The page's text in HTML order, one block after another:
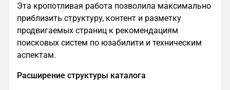
Эта кропотливая работа позволила максимально
приблизить структуру, контент и разметку
продвигаемых страниц к рекомендациям
поисковых систем по юзабилити и техническим
аспектам.
Расширение структуры каталога